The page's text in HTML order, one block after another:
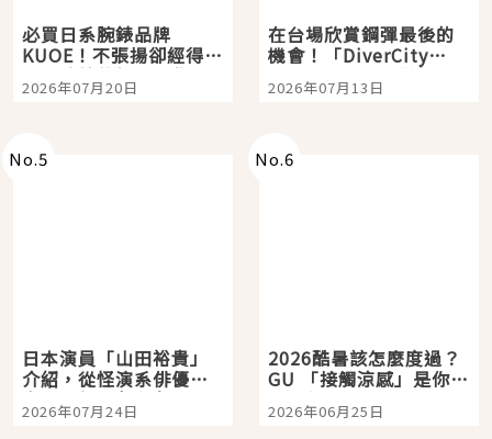
必買日系腕錶品牌
KUOE！不張揚卻經得起
時間洗鍊的經典之作五
選
2026年07月20日
在台場欣賞鋼彈最後的
機會！「DiverCity
Tokyo Plaza」搭船、
購物、美食及夜景，一
2026年07月13日
No.5
日本演員「山田裕貴」
介紹，從怪演系俳優走
向國民級日劇主角
2026年07月24日
No.6
2026酷暑該怎麼度過？
GU 「接觸涼感」是你的
夏日救星
2026年06月25日